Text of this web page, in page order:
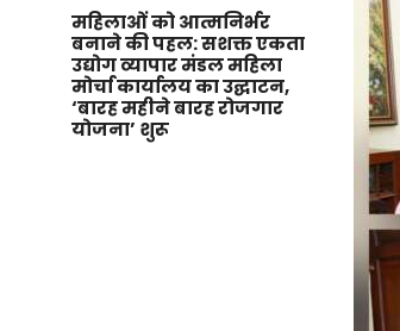
महिलाओं को आत्मनिर्भर
बनाने की पहल: सशक्त एकता
उद्योग व्यापार मंडल महिला
मोर्चा कार्यालय का उद्घाटन,
‘बारह महीने बारह रोजगार
योजना’ शुरू